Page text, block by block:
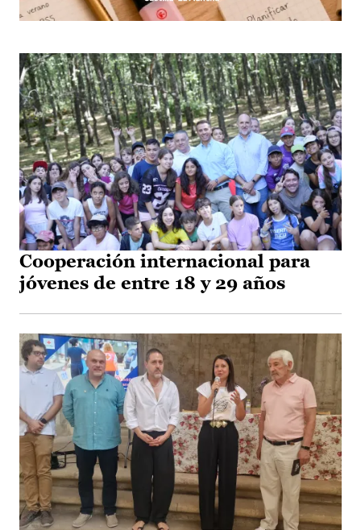
Cooperación internacional para
jóvenes de entre 18 y 29 años